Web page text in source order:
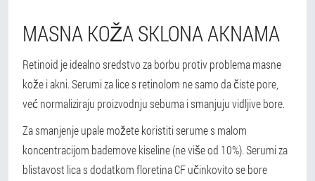
MASNA KOŽA SKLONA AKNAMA
Retinoid je idealno sredstvo za borbu protiv problema masne
kože i akni. Serumi za lice s retinolom ne samo da čiste pore,
već normaliziraju proizvodnju sebuma i smanjuju vidljive bore.
Za smanjenje upale možete koristiti serume s malom
koncentracijom bademove kiseline (ne više od 10%). Serumi za
blistavost lica s dodatkom floretina CF učinkovito se bore